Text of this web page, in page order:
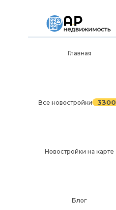
Главная
Все новостройки 3300
Новостройки на карте
Блог
Новостройки на карте